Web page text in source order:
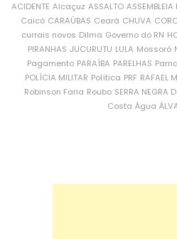
ACIDENTE Alcaçuz ASSALTO ASSEMBLEIA
Caicó CARAÚBAS Ceará CHUVA
currais novos Dilma Governo do RN
PIRANHAS JUCURUTU LULA Mossoró
Pagamento PARAÍBA PARELHAS
POLÍCIA MILITAR Política PRF RAFAEL
Robinson Faria Roubo SERRA NEGRA
Costa Água